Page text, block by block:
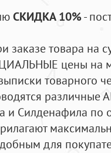
СКИДКА 10%-
заказе товара на
цены на
товарного
и Силденафила по
для